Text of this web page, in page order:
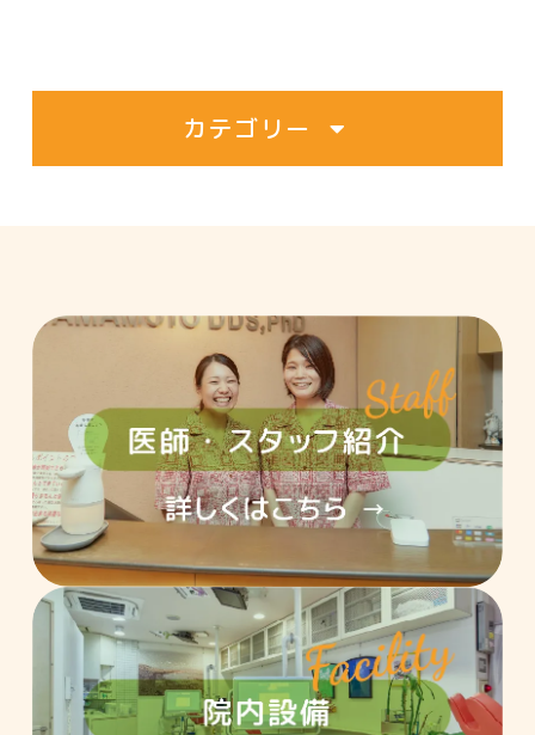
カテゴリー
イベント（3）
インフォメーション（5）
勉強会（26）
歯の知識（12）
診療日（10）